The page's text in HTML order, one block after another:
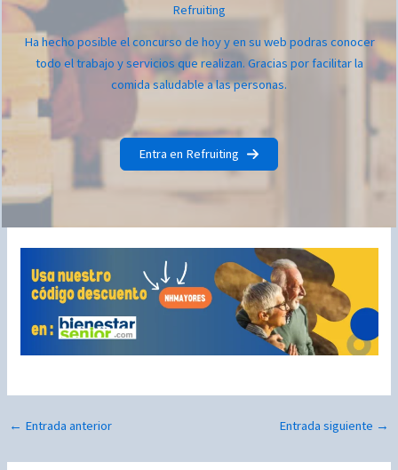
Refruiting
Ha hecho posible el concurso de hoy y en su web podras conocer
todo el trabajo y servicios que realizan. Gracias por facilitar la
comida saludable a las personas.
Entra en Refruiting
← Entrada anterior Entrada siguiente →